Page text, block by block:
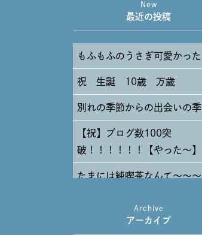
New
最近の投稿
もふもふのうさぎ可愛かった
祝 生誕 10歳 万歳
別れの季節からの出会いの
【祝】ブログ数100突
破！！！！！！【やった～】
たまには純喫茶なんて～～～
Archive
アーカイブ